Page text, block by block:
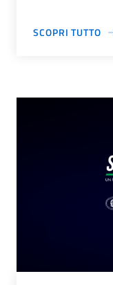
SCOPRI TUTTO